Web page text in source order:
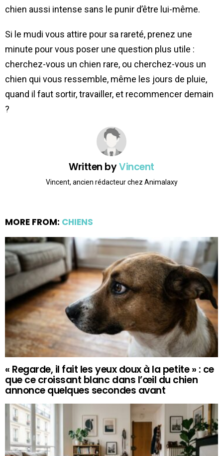
chien aussi intense sans le punir d’être lui-même.
Si le mudi vous attire pour sa rareté, prenez une
minute pour vous poser une question plus utile :
cherchez-vous un chien rare, ou cherchez-vous un
chien qui vous ressemble, même les jours de pluie,
quand il faut sortir, travailler, et recommencer demain
?
Written byVincent
Vincent, ancien rédacteur chez Animalaxy
MORE FROM: CHIENS
« Regarde, il fait les yeux doux à la petite » : ce
que ce croissant blanc dans l’œil du chien
annonce quelques secondes avant